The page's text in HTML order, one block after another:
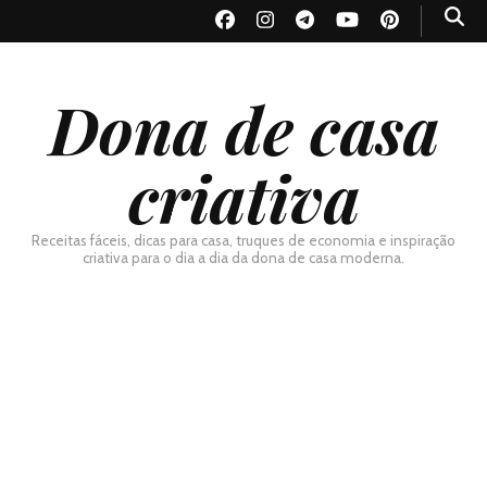
Dona de casa
criativa
Receitas fáceis, dicas para casa, truques de economia e inspiração
criativa para o dia a dia da dona de casa moderna.